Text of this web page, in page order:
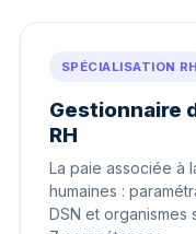
SPÉCIALISATION RH
Gestionnaire
RH
La paie associée à
humaines :
DSN et organismes